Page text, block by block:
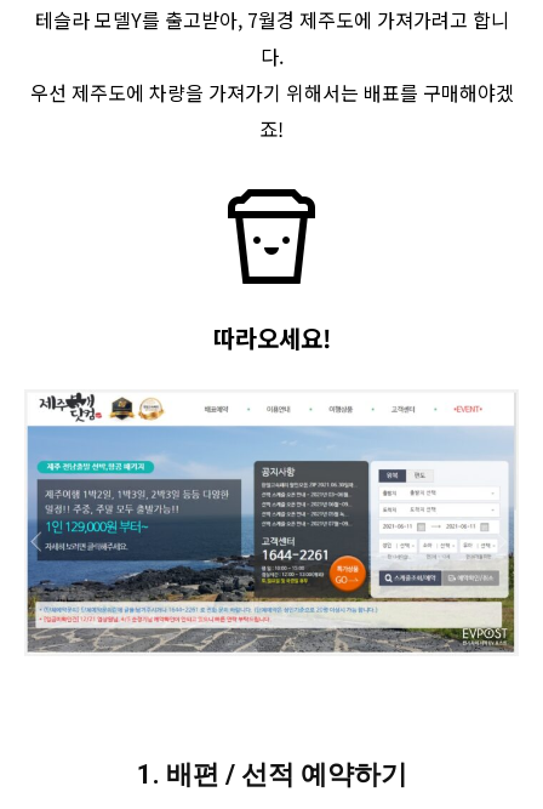
테슬라 모델Y를 출고받아, 7월경 제주도에 가져가려고 합니
다.
우선 제주도에 차량을 가져가기 위해서는 배표를 구매해야겠
죠!
따라오세요!
1. 배편 / 선적 예약하기